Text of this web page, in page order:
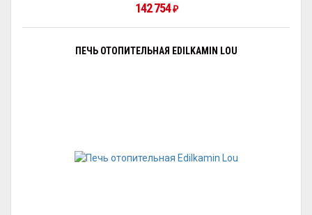
142 754 ₽
ПЕЧЬ ОТОПИТЕЛЬНАЯ EDILKAMIN LOU